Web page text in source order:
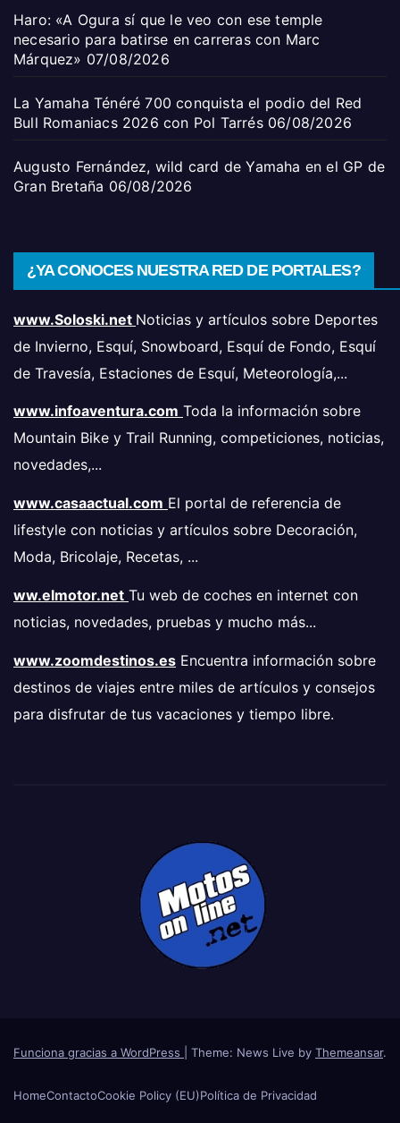
Haro: «A Ogura sí que le veo con ese temple
necesario para batirse en carreras con Marc
Márquez» 07/08/2026
La Yamaha Ténéré 700 conquista el podio del Red
Bull Romaniacs 2026 con Pol Tarrés 06/08/2026
Augusto Fernández, wild card de Yamaha en el GP de
Gran Bretaña 06/08/2026
¿YA CONOCES NUESTRA RED DE PORTALES?
www.Soloski.net Noticias y artículos sobre Deportes
de Invierno, Esquí, Snowboard, Esquí de Fondo, Esquí
de Travesía, Estaciones de Esquí, Meteorología,...
www.infoaventura.com Toda la información sobre
Mountain Bike y Trail Running, competiciones, noticias,
novedades,...
www.casaactual.com El portal de referencia de
lifestyle con noticias y artículos sobre Decoración,
Moda, Bricolaje, Recetas, ...
ww.elmotor.net Tu web de coches en internet con
noticias, novedades, pruebas y mucho más...
www.zoomdestinos.es Encuentra información sobre
destinos de viajes entre miles de artículos y consejos
para disfrutar de tus vacaciones y tiempo libre.
Funciona gracias a WordPress Theme: News Live by Themeansar.
HomeContactoCookie Policy (EU)Política de Privacidad